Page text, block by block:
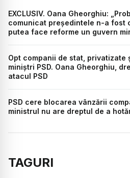
EXCLUSIV. Oana Gheorghiu:
comunicat președintele n-a fost
putea face reforme un guvern
Opt companii de stat, privatizate
miniștri PSD. Oana Gheorghiu,
atacul PSD
PSD cere blocarea vânzării
ministrul nu are dreptul de a
TAGURI